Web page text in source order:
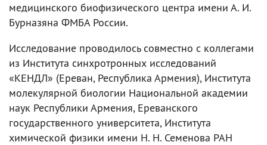
медицинского биофизического центра имени А. И.
Бурназяна ФМБА России.
Исследование проводилось совместно с коллегами
из Института синхротронных исследований
«КЕНДЛ» (Ереван, Республика Армения), Института
молекулярной биологии Национальной академии
наук Республики Армения, Ереванского
государственного университета, Института
химической физики имени Н. Н. Семенова РАН